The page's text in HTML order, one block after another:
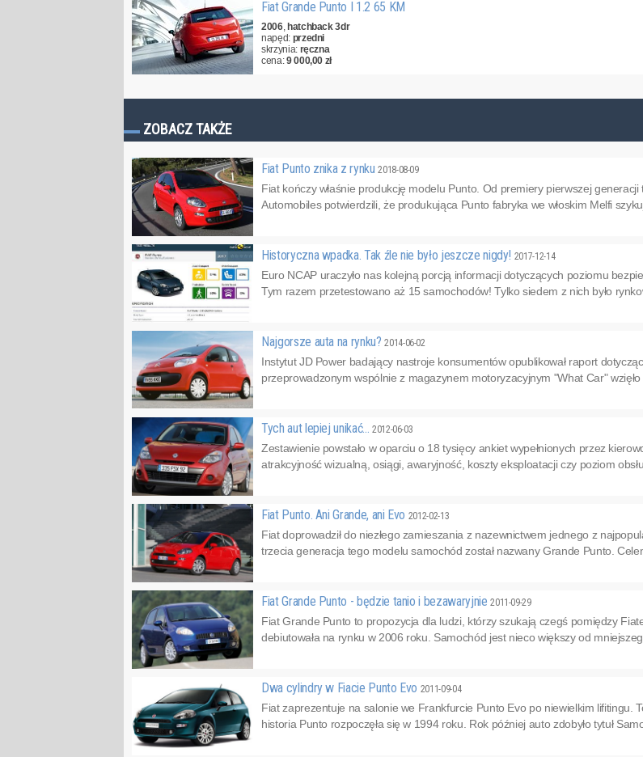
Fiat Grande Punto I 1.2 65 KM
2006, hatchback 3dr
napęd: przedni
skrzynia: ręczna
cena:9 000,00 zł
ZOBACZ TAKŻE
Fiat Punto znika z rynku2018-08-09
Fiat kończy właśnie produkcję modelu Punto. Od premiery pierwszej
Automobiles potwierdzili, że produkująca Punto fabryka we włoskim Melfi
Historyczna wpadka. Tak źle nie było jeszcze nigdy! 2017-12-14
Euro NCAP uraczyło nas kolejną porcją informacji dotyczących poziomu
Tym razem przetestowano aż 15 samochodów! Tylko siedem z nich było
Najgorsze auta na rynku?2014-06-02
Instytut JD Power badający nastroje konsumentów opublikował raport
przeprowadzonym wspólnie z magazynem motoryzacyjnym "What Car" wzięło
Tych aut lepiej unikać... 2012-06-03
Zestawienie powstało w oparciu o 18 tysięcy ankiet wypełnionych przez
atrakcyjność wizualną, osiągi, awaryjność, koszty eksploatacji czy poziom
Fiat Punto. Ani Grande, ani Evo 2012-02-13
Fiat doprowadził do niezłego zamieszania z nazewnictwem jednego z
trzecia generacja tego modelu samochód został nazwany Grande Punto.
Fiat Grande Punto - będzie tanio i bezawaryjnie2011-09-29
Fiat Grande Punto to propozycja dla ludzi, którzy szukają czegś pomiędzy
debiutowała na rynku w 2006 roku. Samochód jest nieco większy od
Dwa cylindry w Fiacie Punto Evo 2011-09-04
Fiat zaprezentuje na salonie we Frankfurcie Punto Evo po niewielkim lifitingu.
historia Punto rozpoczęła się w 1994 roku. Rok później auto zdobyło tytuł